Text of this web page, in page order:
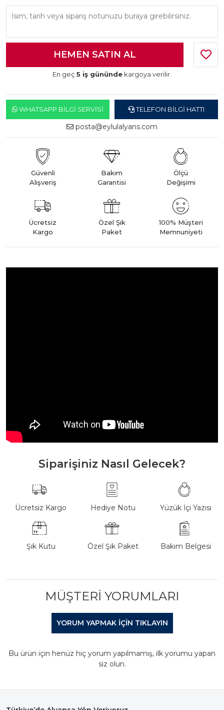
En geç 5 iş gününde kargoya verilir.
WHATSAPP BILGI SERVISI TELEFON BILGI HATTI
posta@eylulalyans.com
Güvenli
Alışveriş
Bakım
Garantisi
Ölçü
Değişimi
Ücretsiz
Kargo
Özel Şık
Paket
100% Müşteri
Memnuniyeti
Siparişiniz Nasıl Gelecek?
Ücretsiz Kargo Hediye Notu Yüzük İçi Yazısı
Şık Kutu Özel Şık Paket Bakım Belgesi
MÜŞTERI YORUMLARI
YORUM YAPMAK IÇIN TIKLAYIN
Bu ürün için henüz hiç yorum yapılmamış, ilk yorumu yapan
siz olun.